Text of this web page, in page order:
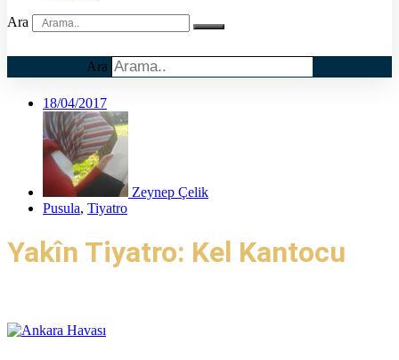
Ara
Ara
18/04/2017
Zeynep Çelik
Pusula, Tiyatro
Yakîn Tiyatro: Kel Kantocu